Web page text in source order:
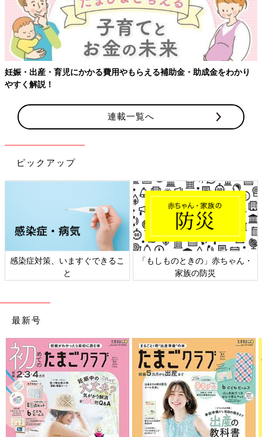
かかる費用やもらえる補助金・助成金をわかり
連載一覧へ
ピックアップ
、いますぐできるこ
「もしものときの」赤ちゃん・
日本外来
最新号